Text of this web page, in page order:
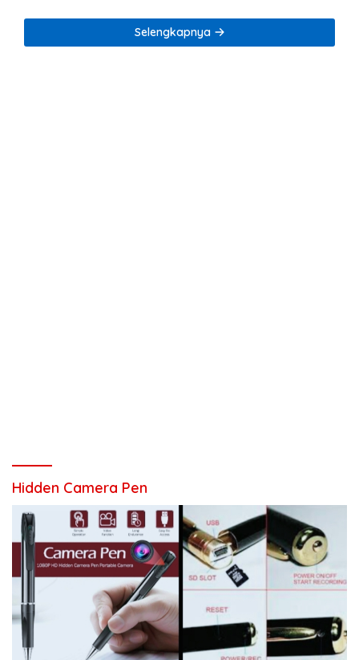
Tambang Nikel
Selengkapnya
Hidden Camera Pen